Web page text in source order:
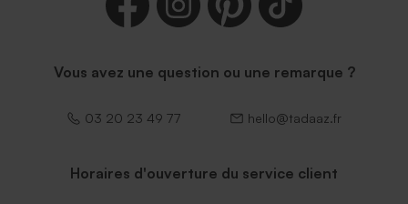
Vous avez une question ou une remarque ?
03 20 23 49 77 hello@tadaaz.fr
Horaires d'ouverture du service client